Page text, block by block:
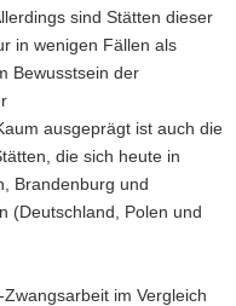
sind Stätten dieser
in wenigen Fällen als
Bewusstsein der
ausgeprägt ist auch die
die sich heute in
Brandenburg und
(Deutschland, Polen und
im Vergleich